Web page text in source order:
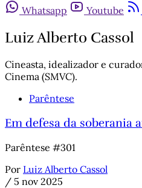
Whatsapp
Youtube
Luiz Alberto Cassol
Cineasta, idealizador e
Cinema (SMVC).
Parêntese
Em defesa da soberania
Parêntese #301
Por Luiz Alberto Cassol
/ 5 nov 2025